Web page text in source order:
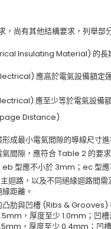
，尚有其他結構要求，列舉部
Insulating Material) 的長
應高於電氣設備額定
應至少等於電氣設備
Distance)
成最小電氣間隙的導線尺寸進
間隙，應符合 Table 2 的要求
型應不小於 3mm；ec 型應
迴路，以及不同絕緣迴路間
距離。
肋與凹槽 (Ribs & Grooves)
，厚度至少 1.0mm；凹
，厚度至少 0.4mm；凹